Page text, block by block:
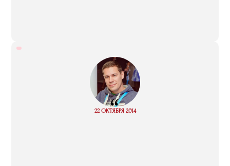
“
22 ОКТЯБРЯ 2014
Read